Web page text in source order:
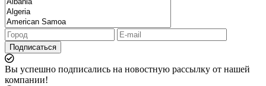
Подписаться
Вы успешно подписались на новостную рассылку от нашей
компании!